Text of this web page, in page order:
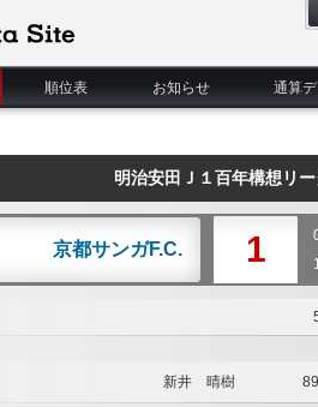
順位表 お知らせ 通算
明治安田Ｊ１百年構想リ
京都サンガF.C. 1
新井 晴樹